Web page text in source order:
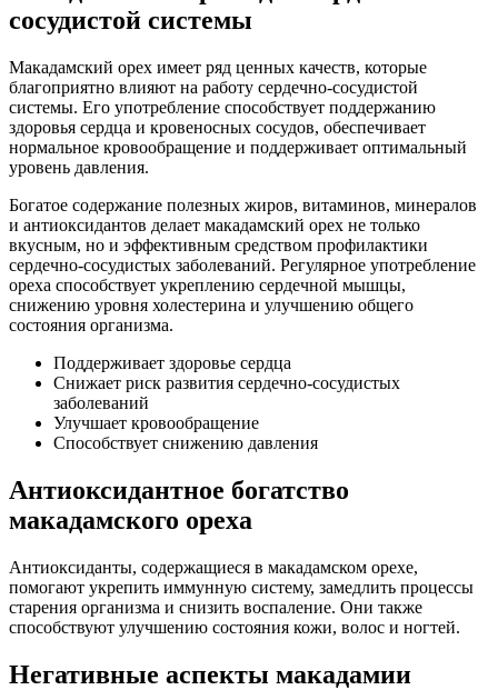
сосудистой системы
Макадамский орех имеет ряд ценных качеств, которые
благоприятно влияют на работу сердечно-сосудистой
системы. Его употребление способствует поддержанию
здоровья сердца и кровеносных сосудов, обеспечивает
нормальное кровообращение и поддерживает оптимальный
уровень давления.
Богатое содержание полезных жиров, витаминов, минералов
и антиоксидантов делает макадамский орех не только
вкусным, но и эффективным средством профилактики
сердечно-сосудистых заболеваний. Регулярное употребление
ореха способствует укреплению сердечной мышцы,
снижению уровня холестерина и улучшению общего
состояния организма.
Поддерживает здоровье сердца
Снижает риск развития сердечно-сосудистых
заболеваний
Улучшает кровообращение
Способствует снижению давления
Антиоксидантное богатство
макадамского ореха
Антиоксиданты, содержащиеся в макадамском орехе,
помогают укрепить иммунную систему, замедлить процессы
старения организма и снизить воспаление. Они также
способствуют улучшению состояния кожи, волос и ногтей.
Негативные аспекты макадамии